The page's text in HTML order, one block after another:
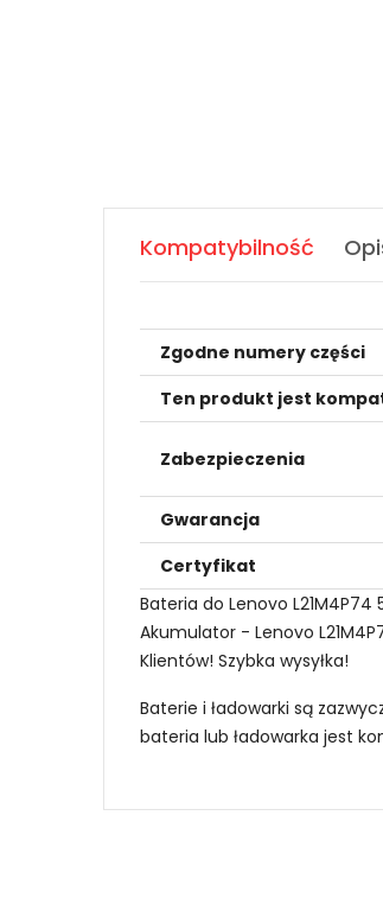
Kompatybilność
Zgodne numery części
Ten produkt jest
Zabezpieczenia
Gwarancja
Certyfikat
Bateria do Lenovo
Akumulator - Lenovo
Klientów! Szybka wysyłka!
Baterie i ładowarki są
bateria lub ładowarka jest